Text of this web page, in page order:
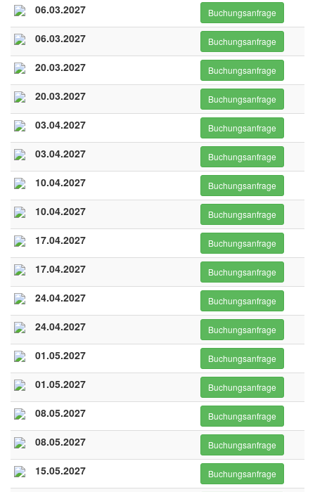
06.03.2027 Buchungsanfrage
06.03.2027 Buchungsanfrage
20.03.2027 Buchungsanfrage
20.03.2027 Buchungsanfrage
03.04.2027 Buchungsanfrage
03.04.2027 Buchungsanfrage
10.04.2027 Buchungsanfrage
10.04.2027 Buchungsanfrage
17.04.2027 Buchungsanfrage
17.04.2027 Buchungsanfrage
24.04.2027 Buchungsanfrage
24.04.2027 Buchungsanfrage
01.05.2027 Buchungsanfrage
01.05.2027 Buchungsanfrage
08.05.2027 Buchungsanfrage
08.05.2027 Buchungsanfrage
15.05.2027 Buchungsanfrage